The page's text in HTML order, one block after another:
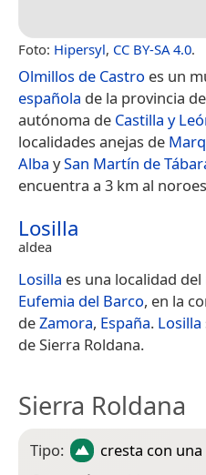
Foto: Hipersyl, CC BY-SA 4.0.
Olmillos de Castro es un
española de la provincia de
autónoma de Castilla y
localidades anejas de
Alba ySan Martín de
encuentra a 3 km al
Losilla
aldea
Losilla es una localidad
Eufemia del Barco, en la
deZamora,​ España. Losilla
de Sierra Roldana.
Sierra Roldana
Tipo: cresta con